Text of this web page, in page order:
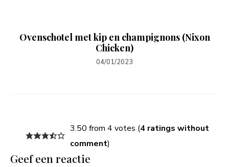
Ovenschotel met kip en champignons (Nixon
Chicken)
04/01/2023
3.50 from 4 votes (4 ratings without
comment)
Geef een reactie